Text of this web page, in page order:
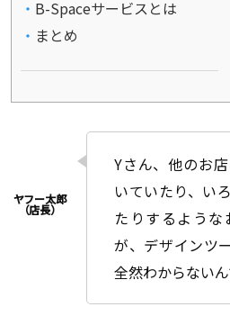
B-Spaceサービスとは
まとめ
Yさん、他のお
いていたり、い
たりするよう
が、デザインツ
全然わからないん